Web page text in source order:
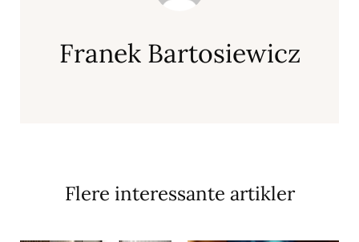
Franek Bartosiewicz
Flere interessante artikler